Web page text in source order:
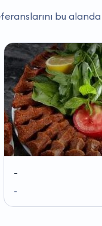
bu
-
-